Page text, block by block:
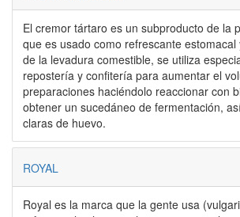
El cremor tártaro es un subproducto de la
que es usado como refrescante estomacal
de la levadura comestible, se utiliza
repostería y confitería para aumentar el
preparaciones haciéndolo reaccionar con
obtener un sucedáneo de fermentación,
claras de huevo.
ROYAL
Royal es la marca que la gente usa